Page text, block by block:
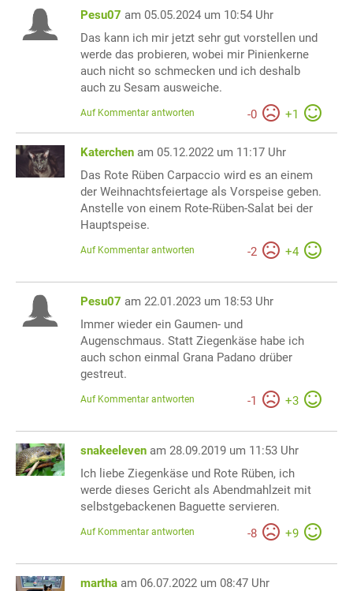
Pesu07 am 05.05.2024 um 10:54 Uhr
Das kann ich mir jetzt sehr gut vorstellen und
werde das probieren, wobei mir Pinienkerne
auch nicht so schmecken und ich deshalb
auch zu Sesam ausweiche.
-0 +1
Auf Kommentar antworten
Katerchen am 05.12.2022 um 11:17 Uhr
Das Rote Rüben Carpaccio wird es an einem
der Weihnachtsfeiertage als Vorspeise geben.
Anstelle von einem Rote-Rüben-Salat bei der
Hauptspeise.
-2 +4
Auf Kommentar antworten
Pesu07 am 22.01.2023 um 18:53 Uhr
Immer wieder ein Gaumen- und
Augenschmaus. Statt Ziegenkäse habe ich
auch schon einmal Grana Padano drüber
gestreut.
-1 +3
Auf Kommentar antworten
snakeeleven am 28.09.2019 um 11:53 Uhr
Ich liebe Ziegenkäse und Rote Rüben, ich
werde dieses Gericht als Abendmahlzeit mit
selbstgebackenen Baguette servieren.
-8 +9
Auf Kommentar antworten
martha am 06.07.2022 um 08:47 Uhr